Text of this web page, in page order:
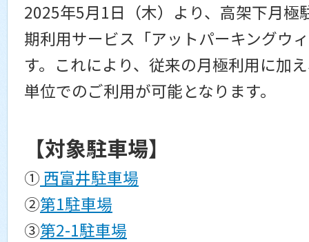
2025年5月1日（木）より、高架下月極
期利用サービス「アットパーキングウ
す。これにより、従来の月極利用に加
単位でのご利用が可能となります。
【対象駐車場】
① 西富井駐車場
②第1駐車場
③第2-1駐車場